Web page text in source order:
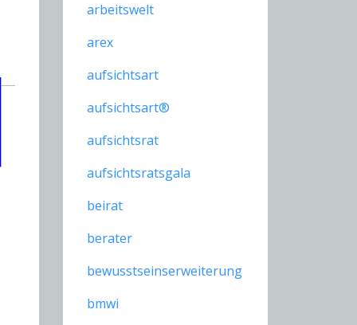
arbeitswelt
arex
aufsichtsart
aufsichtsart®
aufsichtsrat
aufsichtsratsgala
beirat
berater
bewusstseinserweiterung
bmwi